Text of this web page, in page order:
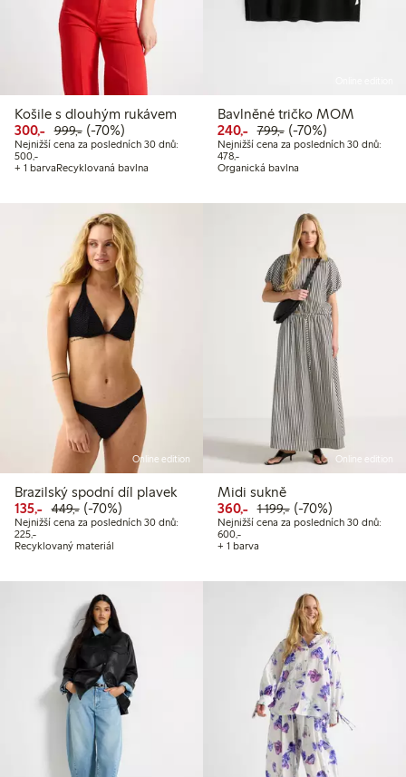
Košile s dlouhým rukávem
300,- Snížená cena: 300,00 Kč
999,-Běžná cena: 999,00 Kč
70% sleva
(-70%)
Nejnižší cena za posledních 30 dnů:
500,-Nejnižší cena za posledních 30 dnů: 500,00 Kč
+ 1 barvaRecyklovaná bavlna
Bavlněné tričko MOM
240,- Snížená cena: 240,00 Kč
799,-Běžná cena: 799,00
70% sleva
(-70%)
Nejnižší cena za posledních 30 dnů:
478,-Nejnižší cena za posledních 30 dnů:
Organická bavlna
Online edition
Brazilský spodní díl plavek
135,- Snížená cena: 135,00 Kč
449,-Běžná cena: 449,00 Kč
70% sleva
(-70%)
Nejnižší cena za posledních 30 dnů:
225,-Nejnižší cena za posledních 30 dnů: 225,00 Kč
Recyklovaný materiál
Online edition
Midi sukně
360,- Snížená cena: 360,00 Kč
1 199,-Běžná cena: 1
70% sleva
(-70%)
Nejnižší cena za posledních 30 dnů:
600,-Nejnižší cena za posledních 30
+ 1 barva